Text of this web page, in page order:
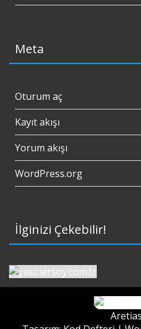
Meta
Oturum aç
Kayıt akışı
Yorum akışı
WordPress.org
İlginizi Çekebilir!